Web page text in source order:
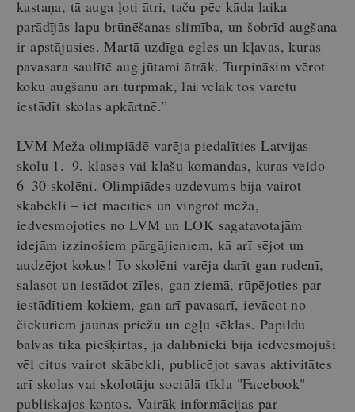
kastaņa, tā auga ļoti ātri, taču pēc kāda laika
parādījās lapu brūnēšanas slimība, un šobrīd augšana
ir apstājusies. Martā uzdīga egles un kļavas, kuras
pavasara saulītē aug jūtami ātrāk. Turpināsim vērot
koku augšanu arī turpmāk, lai vēlāk tos varētu
iestādīt skolas apkārtnē.”
LVM Meža olimpiādē varēja piedalīties Latvijas
skolu 1.–9. klases vai klašu komandas, kuras veido
6–30 skolēni. Olimpiādes uzdevums bija vairot
skābekli – iet mācīties un vingrot mežā,
iedvesmojoties no LVM un LOK sagatavotajām
idejām izzinošiem pārgājieniem, kā arī sējot un
audzējot kokus! To skolēni varēja darīt gan rudenī,
salasot un iestādot zīles, gan ziemā, rūpējoties par
iestādītiem kokiem, gan arī pavasarī, ievācot no
čiekuriem jaunas priežu un egļu sēklas. Papildu
balvas tika piešķirtas, ja dalībnieki bija iedvesmojuši
vēl citus vairot skābekli, publicējot savas aktivitātes
arī skolas vai skolotāju sociālā tīkla "Facebook"
publiskajos kontos. Vairāk informācijas par